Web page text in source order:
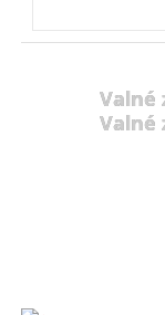
Valné
Valné